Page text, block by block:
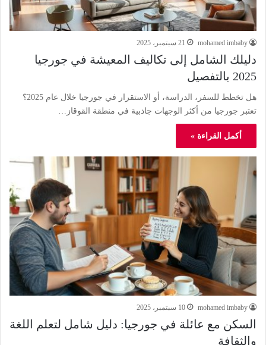
mohamed imbaby 21 سبتمبر، 2025
دليلك الشامل إلى تكاليف المعيشة في جورجيا
2025 بالتفصيل
هل تخطط للسفر، الدراسة، أو الاستقرار في جورجيا خلال عام 2025؟
تعتبر جورجيا من أكثر الوجهات جاذبية في منطقة القوقاز…
أكمل القراءة »
mohamed imbaby 10 سبتمبر، 2025
السكن مع عائلة في جورجيا: دليل شامل لتعلم اللغة
والثقافة